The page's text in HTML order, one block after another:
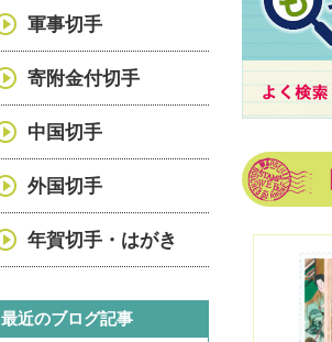
軍事切手
寄附金付切手
中国切手
外国切手
年賀切手・はがき
最近のブログ記事